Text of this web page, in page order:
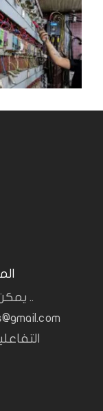
.. يمكن